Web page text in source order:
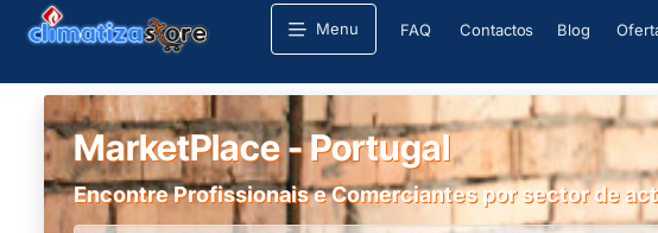
Menu FAQ Contactos Blog
MarketPlace - Portugal
Encontre Profissionais e Comerciantes por sector de